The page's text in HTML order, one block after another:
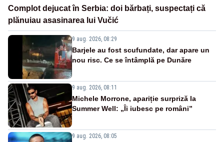
Complot dejucat în Serbia: doi bărbați, suspectați că
plănuiau asasinarea lui Vučić
9 aug. 2026, 08:29
Barjele au fost scufundate, dar apare un
nou risc. Ce se întâmplă pe Dunăre
9 aug. 2026, 08:11
Michele Morrone, apariție surpriză la
Summer Well: „Îi iubesc pe români”
9 aug. 2026, 08:05